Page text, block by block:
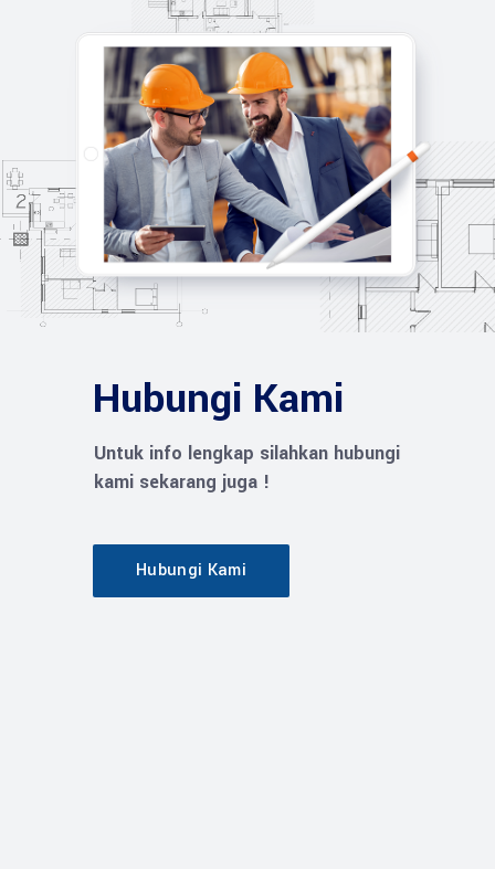
Hubungi Kami
Untuk info lengkap silahkan hubungi
kami sekarang juga !
Hubungi Kami